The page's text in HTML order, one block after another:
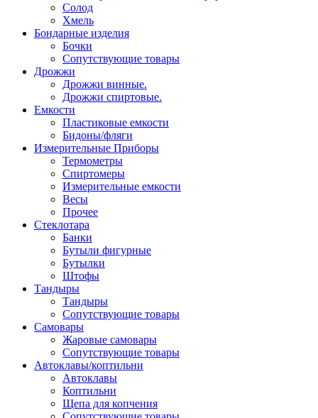
Солод
Хмель
Бондарные изделия
Бочки
Сопутствующие товары
Дрожжи
Дрожжи винные.
Дрожжи спиртовые.
Емкости
Пластиковые емкости
Бидоны/фляги
Измерительные Приборы
Термометры
Спиртомеры
Измерительные емкости
Весы
Прочее
Стеклотара
Банки
Бутыли фигурные
Бутылки
Штофы
Тандыры
Тандыры
Сопутствующие товары
Самовары
Жаровые самовары
Сопутствующие товары
Автоклавы/коптильни
Автоклавы
Коптильни
Щепа для копчения